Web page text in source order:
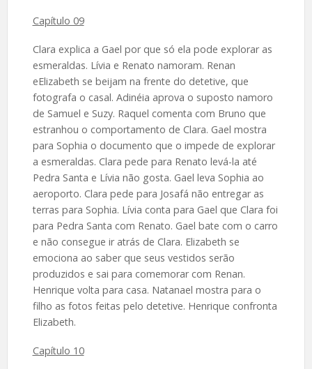
Capítulo 09
Clara explica a Gael por que só ela pode explorar as
esmeraldas. Lívia e Renato namoram. Renan
eElizabeth se beijam na frente do detetive, que
fotografa o casal. Adinéia aprova o suposto namoro
de Samuel e Suzy. Raquel comenta com Bruno que
estranhou o comportamento de Clara. Gael mostra
para Sophia o documento que o impede de explorar
a esmeraldas. Clara pede para Renato levá-la até
Pedra Santa e Lívia não gosta. Gael leva Sophia ao
aeroporto. Clara pede para Josafá não entregar as
terras para Sophia. Lívia conta para Gael que Clara foi
para Pedra Santa com Renato. Gael bate com o carro
e não consegue ir atrás de Clara. Elizabeth se
emociona ao saber que seus vestidos serão
produzidos e sai para comemorar com Renan.
Henrique volta para casa. Natanael mostra para o
filho as fotos feitas pelo detetive. Henrique confronta
Elizabeth.
Capítulo 10